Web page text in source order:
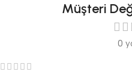
Müşteri
0